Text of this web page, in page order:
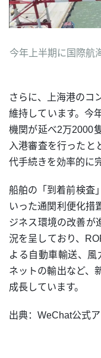
今年上半期に国際航
さらに、上海港のコ
維持しています。今
機関が延べ2万2000
入港審査を行ったと
代手続きを効率的に
船舶の「到着前検査
いった通関利便化措
ジネス環境の改善が
況を呈しており、
よる自動車輸送、
ネットの輸出など、
成長しています。
出典：WeChat公式